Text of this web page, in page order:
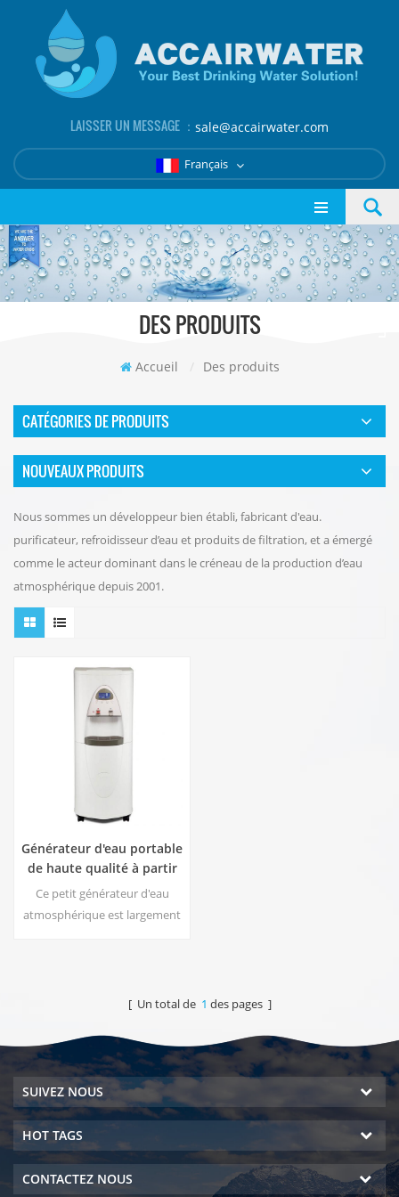
LAISSER UN MESSAGE ： sale@accairwater.com
Français
DES PRODUITS
Accueil / Des produits
CATÉGORIES DE PRODUITS
NOUVEAUX PRODUITS
Nous sommes un développeur bien établi, fabricant d'eau.
purificateur, refroidisseur d’eau et produits de filtration, et a émergé
comme le acteur dominant dans le créneau de la production d’eau
atmosphérique depuis 2001.
Générateur d'eau portable
de haute qualité à partir
de l'air HR-77M
Ce petit générateur d'eau
atmosphérique est largement
pure. Sortie d'eau pure
d'affichage LCD.
[ Un total de 1 des pages ]
SUIVEZ NOUS
HOT TAGS
CONTACTEZ NOUS